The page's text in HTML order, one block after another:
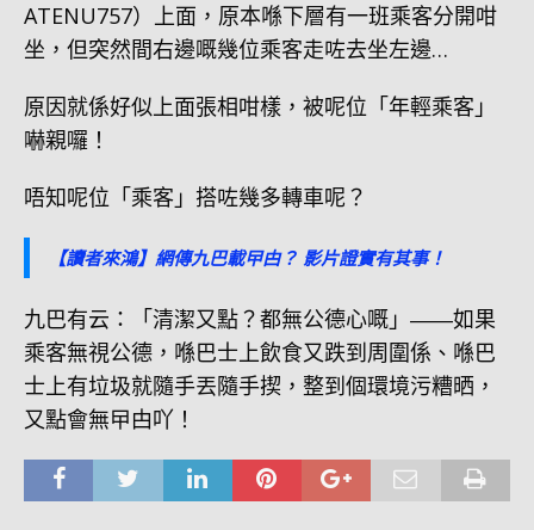
ATENU757）上面，原本喺下層有一班乘客分開咁
坐，但突然間右邊嘅幾位乘客走咗去坐左邊…
原因就係好似上面張相咁樣，被呢位「年輕乘客」
嚇親囉！
唔知呢位「乘客」搭咗幾多轉車呢？
【讀者來鴻】網傳九巴載曱甴？ 影片證實有其事！
九巴有云：「清潔又點？都無公德心嘅」――如果
乘客無視公德，喺巴士上飲食又跌到周圍係、喺巴
士上有垃圾就隨手丟隨手揳，整到個環境污糟晒，
又點會無曱甴吖！